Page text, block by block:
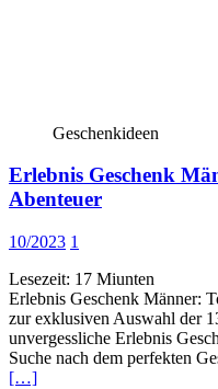
Geschenkideen
Erlebnis Geschenk
Abenteuer
10/2023 1
Lesezeit: 17 Miunten
Erlebnis Geschenk Männer:
zur exklusiven Auswahl der
unvergessliche Erlebnis
Suche nach dem perfekten
[…]